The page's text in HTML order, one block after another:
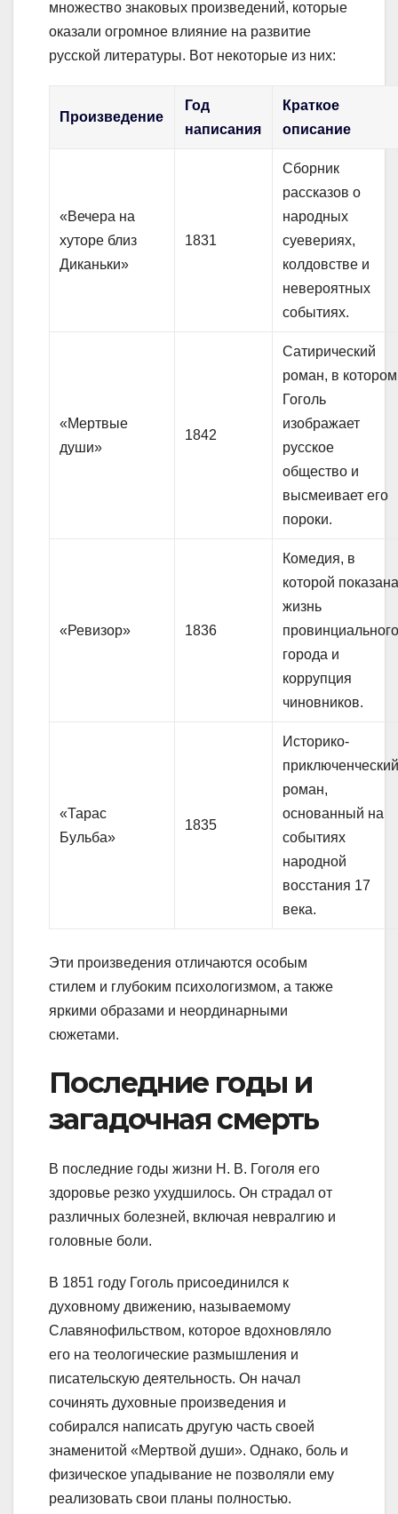
множество знаковых произведений, которые
оказали огромное влияние на развитие
русской литературы. Вот некоторые из них:
Произведение
Год
написания
Краткое
описание
«Вечера на
хуторе близ
Диканьки»
1831
Сборник
рассказов о
народных
суевериях,
колдовстве и
невероятных
событиях.
«Мертвые
души»
1842
Сатирический
роман, в котором
Гоголь
изображает
русское
общество и
высмеивает его
пороки.
«Ревизор» 1836
Комедия, в
которой
жизнь
города и
коррупция
чиновников.
«Тарас
Бульба»
1835
Историко-
роман,
основанный на
событиях
народной
восстания 17
века.
Эти произведения отличаются особым
стилем и глубоким психологизмом, а также
яркими образами и неординарными
сюжетами.
Последние годы и
загадочная смерть
В последние годы жизни Н. В. Гоголя его
здоровье резко ухудшилось. Он страдал от
различных болезней, включая невралгию и
головные боли.
В 1851 году Гоголь присоединился к
духовному движению, называемому
Славянофильством, которое вдохновляло
его на теологические размышления и
писательскую деятельность. Он начал
сочинять духовные произведения и
собирался написать другую часть своей
знаменитой «Мертвой души». Однако, боль и
физическое упадывание не позволяли ему
реализовать свои планы полностью.